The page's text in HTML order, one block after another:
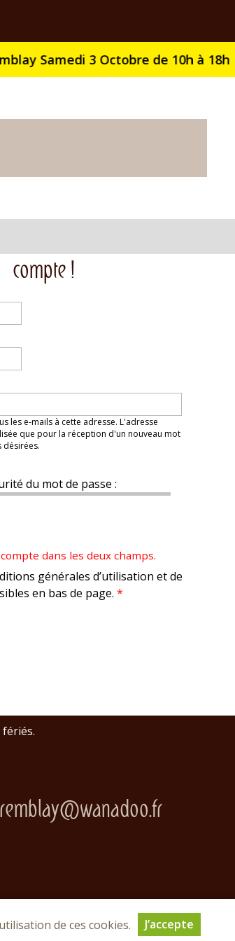
Samedi 3 Octobre de 10h à 18h
compte !
les e-mails à cette adresse. L'adresse
que pour la réception d'un nouveau mot
désirées.
du mot de passe :
dans les deux champs.
générales d’utilisation et de
en bas de page. *
de ces cookies. J’accepte